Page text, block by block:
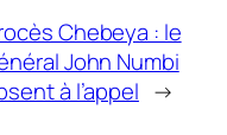
Chebeya : le
John Numbi
à l’appel →